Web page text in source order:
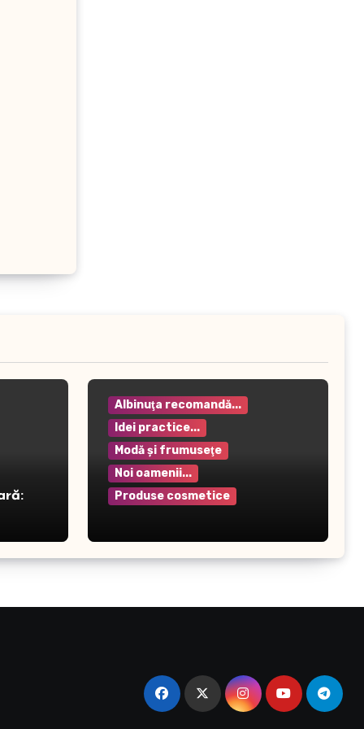
Albinuţa recomandă...
Idei practice...
Modă şi frumuseţe
Noi oamenii...
Produse cosmetice
– Hidratare și protecție
intensivă